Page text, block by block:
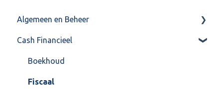
Algemeen en Beheer
Bank(koppeling)
Import/Export
Postbus
Cash Financieel
Boekhoud
Fiscaal